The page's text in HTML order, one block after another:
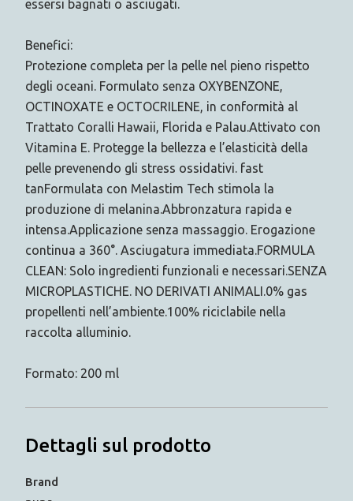
essersi bagnati o asciugati.
Benefici:
Protezione completa per la pelle nel pieno rispetto
degli oceani. Formulato senza OXYBENZONE,
OCTINOXATE e OCTOCRILENE, in conformità al
Trattato Coralli Hawaii, Florida e Palau.Attivato con
Vitamina E. Protegge la bellezza e l’elasticità della
pelle prevenendo gli stress ossidativi. fast
tanFormulata con Melastim Tech stimola la
produzione di melanina.Abbronzatura rapida e
intensa.Applicazione senza massaggio. Erogazione
continua a 360°. Asciugatura immediata.FORMULA
CLEAN: Solo ingredienti funzionali e necessari.SENZA
MICROPLASTICHE. NO DERIVATI ANIMALI.0% gas
propellenti nell’ambiente.100% riciclabile nella
raccolta alluminio.
Formato: 200 ml
Dettagli sul prodotto
Brand